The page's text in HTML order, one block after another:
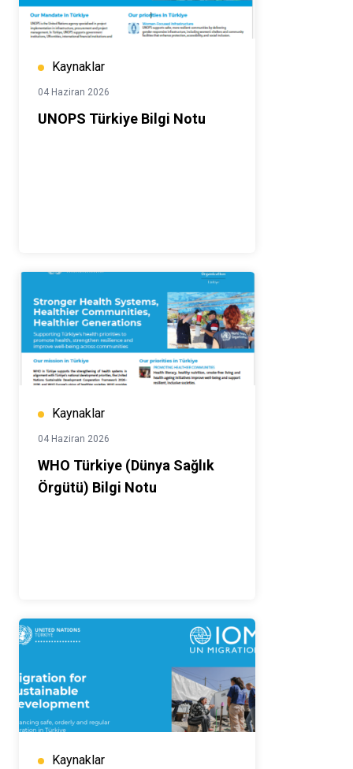
Kaynaklar
04 Haziran 2026
UNOPS Türkiye Bilgi Notu
Kaynaklar
04 Haziran 2026
WHO Türkiye (Dünya Sağlık
Örgütü) Bilgi Notu
Kaynaklar